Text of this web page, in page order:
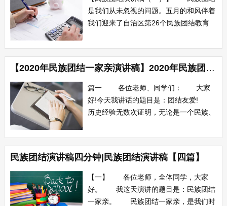
饶的新疆，...
是我们从未忽视的问题。五月的和风伴着
我们迎来了自治区第26个民族团结教育
要。 民族团结从中国上千年的历史中
从未褪色。北魏孝文帝的改革率先为少数
民族打开了向汉族学习的大门。张骞两次
出使西域，历时十八年，考察了许多国
家，把西域...
【2020年民族团结一家亲演讲稿】2020年民族团结演讲稿范文
篇一 各位老师、同学们： 大家
好!今天我讲话的题目是：团结友爱!
历史经验无数次证明，无论是一个民族、
个家庭，只有重视团结，珍惜团结，维护
团结，搞好团结，才能有强大的力量，才
能和睦相处，和谐发展。 一个班级是
否具有教育气息，是否具有良好的班风，
关键是...
民族团结演讲稿四分钟|民族团结演讲稿【四篇】
【一】 各位老师，全体同学，大家
好。 我这天演讲的题目是：民族团结
一家亲。 民族团结一家亲，是我们时